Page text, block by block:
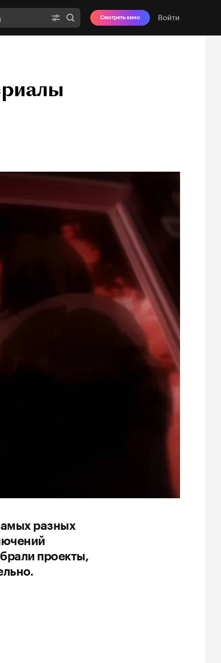
Смотреть кино Войти
разных
проекты,